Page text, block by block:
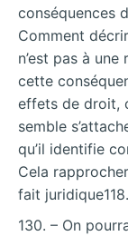
conséquences
Comment
n’est pas à
cette
effets de droit,
semble
qu’il identifie
Cela
fait juridique118.
130. – On